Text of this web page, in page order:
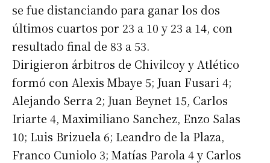
se fue distanciando para ganar los dos
últimos cuartos por 23 a 10 y 23 a 14, con
resultado final de 83 a 53.
Dirigieron árbitros de Chivilcoy y Atlético
formó con Alexis Mbaye 5; Juan Fusari 4;
Alejando Serra 2; Juan Beynet 15, Carlos
Iriarte 4, Maximiliano Sanchez, Enzo Salas
10; Luis Brizuela 6; Leandro de la Plaza,
Franco Cuniolo 3; Matías Parola 4 y Carlos